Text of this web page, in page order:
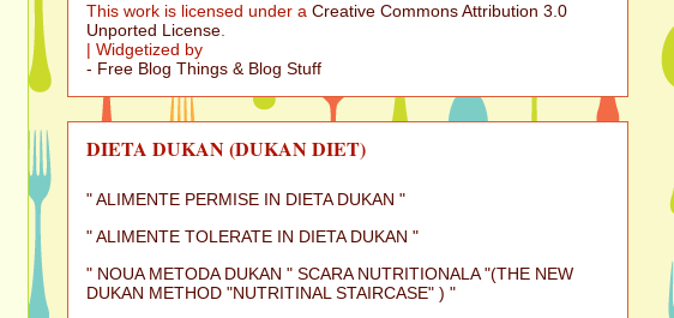
This work is licensed under a Creative Commons Attribution 3.0
Unported License.
| Widgetized by
- Free Blog Things & Blog Stuff
DIETA DUKAN (DUKAN DIET)
" ALIMENTE PERMISE IN DIETA DUKAN "
" ALIMENTE TOLERATE IN DIETA DUKAN "
" NOUA METODA DUKAN " SCARA NUTRITIONALA "(THE NEW
DUKAN METHOD "NUTRITINAL STAIRCASE" ) "